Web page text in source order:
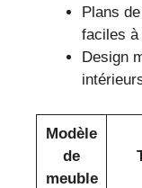
Plans
faciles à
Design
Modèle
de
meuble